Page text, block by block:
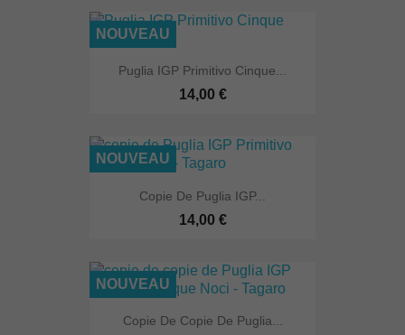
Puglia IGP Primitivo Cinque...
14,00 €
NOUVEAU
Copie De Puglia IGP...
14,00 €
NOUVEAU
Copie De Copie De Puglia...
NOUVEAU